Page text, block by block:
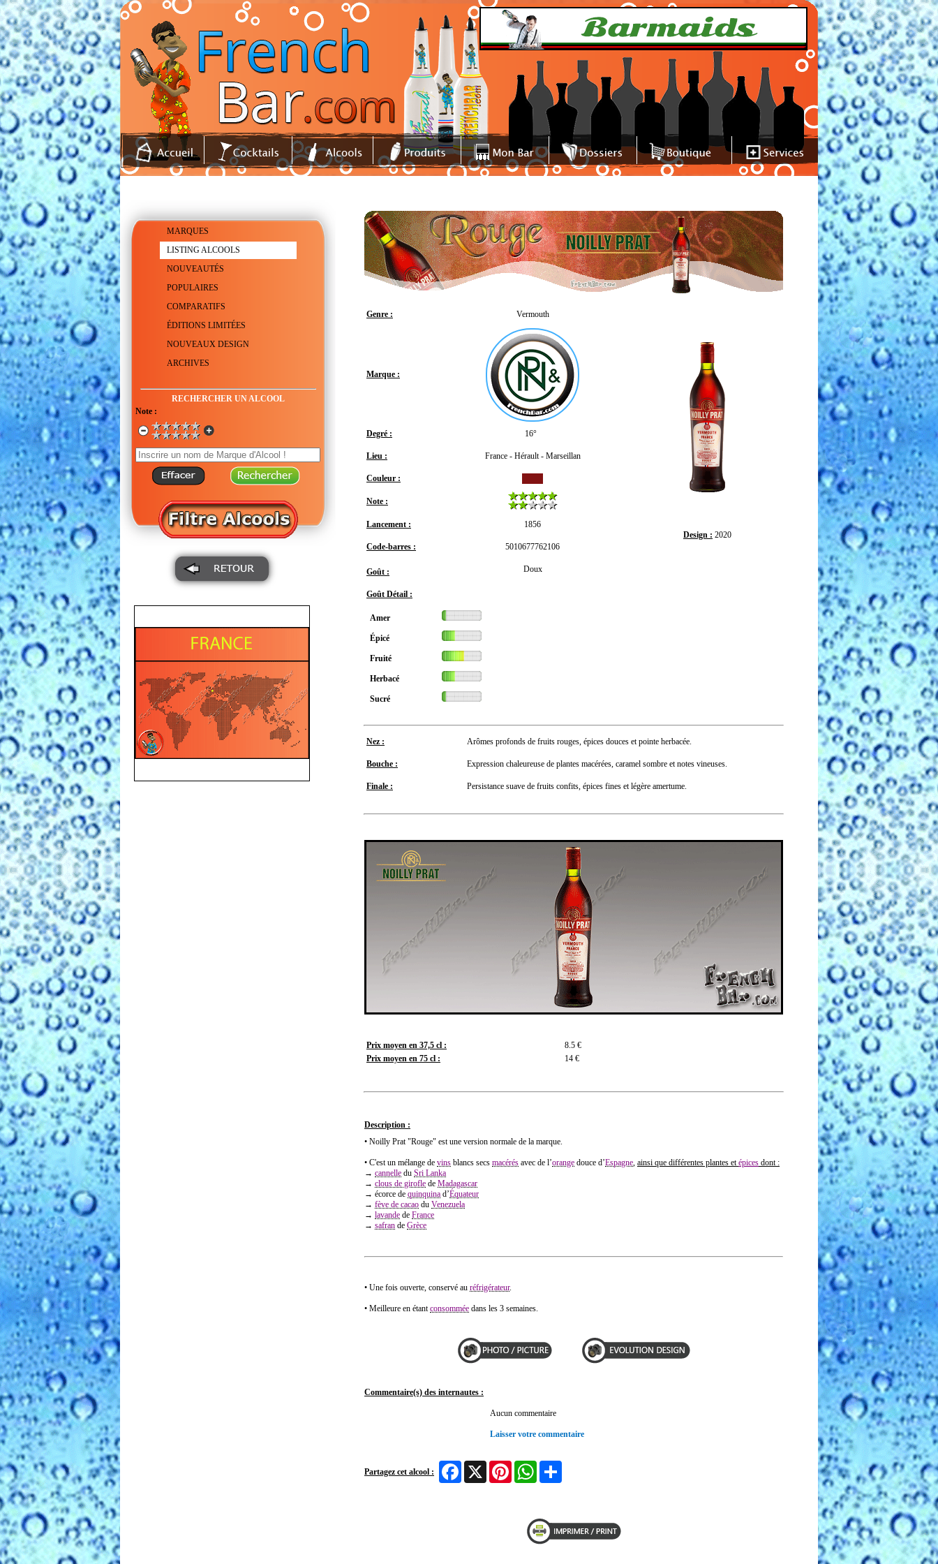
MARQUES
LISTING ALCOOLS
NOUVEAUTÉS
POPULAIRES
COMPARATIFS
ÉDITIONS LIMITÉES
NOUVEAUX DESIGN
ARCHIVES
RECHERCHER UN ALCOOL
Note :
Design : 2020
Genre : Vermouth
Marque :
Degré : 16°
Lieu : France - Hérault - Marseillan
Couleur :
Note :
Lancement : 1856
Code-barres : 5010677762106
Goût : Doux
Goût Détail :
Amer
Épicé
Fruité
Herbacé
Sucré
Nez : Arômes profonds de fruits rouges, épices douces et pointe herbacée.
Bouche : Expression chaleureuse de plantes macérées, caramel sombre et notes vineuses.
Finale : Persistance suave de fruits confits, épices fines et légère amertume.
Prix moyen en 37,5 cl :
8.5 €
Prix moyen en 75 cl :
14 €
Description :
• Noilly Prat "Rouge" est une version normale de la marque.
• C'est un mélange de vins blancs secs macérés avec de l’orange douce d’Espagne, ainsi que différentes plantes etépices dont :
→ cannelle du Sri Lanka
→ clous de girofle de Madagascar
→ écorce de quinquina d’Équateur
→ fève de cacao du Venezuela
→ lavande de France
→ safran de Grèce
• Une fois ouverte, conservé au réfrigérateur.
• Meilleure en étantconsommée dans les 3 semaines.
Commentaire(s) des internautes :
Aucun commentaire
Laisser votre commentaire
Partagez cet alcool :
FacebookX Pinterest WhatsApp